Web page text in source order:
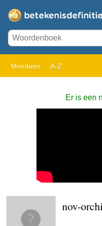
Members A-Z
Er is een
nov-